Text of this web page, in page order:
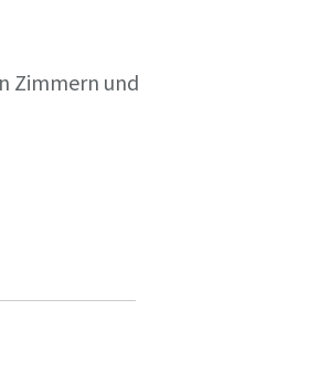
Zimmern und